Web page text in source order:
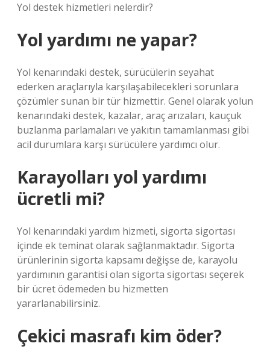
Yol destek hizmetleri nelerdir?
Yol yardımı ne yapar?
Yol kenarındaki destek, sürücülerin seyahat
ederken araçlarıyla karşılaşabilecekleri sorunlara
çözümler sunan bir tür hizmettir. Genel olarak yolun
kenarındaki destek, kazalar, araç arızaları, kauçuk
buzlanma parlamaları ve yakıtın tamamlanması gibi
acil durumlara karşı sürücülere yardımcı olur.
Karayolları yol yardımı
ücretli mi?
Yol kenarındaki yardım hizmeti, sigorta sigortası
içinde ek teminat olarak sağlanmaktadır. Sigorta
ürünlerinin sigorta kapsamı değişse de, karayolu
yardımının garantisi olan sigorta sigortası seçerek
bir ücret ödemeden bu hizmetten
yararlanabilirsiniz.
Çekici masrafı kim öder?